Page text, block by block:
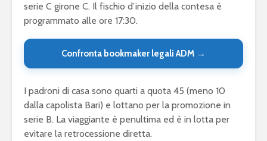
serie C girone C. Il fischio d’inizio della contesa è
programmato alle ore 17:30.
Confronta bookmaker legali ADM →
I padroni di casa sono quarti a quota 45 (meno 10
dalla capolista Bari) e lottano per la promozione in
serie B. La viaggiante è penultima ed è in lotta per
evitare la retrocessione diretta.